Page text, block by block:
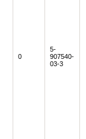
0
5-
907540-
03-3